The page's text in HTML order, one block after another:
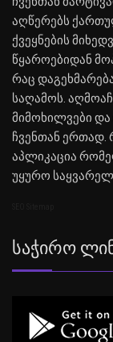
აღწერებს
ქვეყნების
წყაროებიდან
რაც
საღამოს.
მიმოხილვები და
ჩვენთან ერთად.
აპლიკაცია
უყურო
Საჭირო